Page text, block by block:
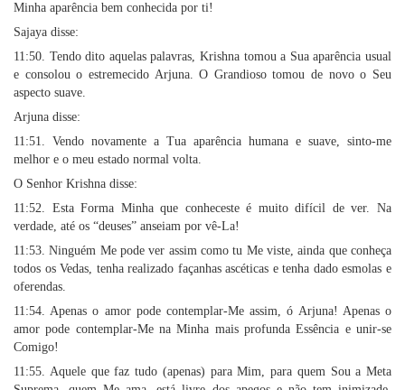
Minha aparência bem conhecida por ti!
Sajaya disse:
11:50. Tendo dito aquelas palavras, Krishna tomou a Sua aparência usual
e consolou o estremecido Arjuna. O Grandioso tomou de novo o Seu
aspecto suave.
Arjuna disse:
11:51. Vendo novamente a Tua aparência humana e suave, sinto-me
melhor e o meu estado normal volta.
O Senhor Krishna disse:
11:52. Esta Forma Minha que conheceste é muito difícil de ver. Na
verdade, até os “deuses” anseiam por vê-La!
11:53. Ninguém Me pode ver assim como tu Me viste, ainda que conheça
todos os Vedas, tenha realizado façanhas ascéticas e tenha dado esmolas e
oferendas.
11:54. Apenas o amor pode contemplar-Me assim, ó Arjuna! Apenas o
amor pode contemplar-Me na Minha mais profunda Essência e unir-se
Comigo!
11:55. Aquele que faz tudo (apenas) para Mim, para quem Sou a Meta